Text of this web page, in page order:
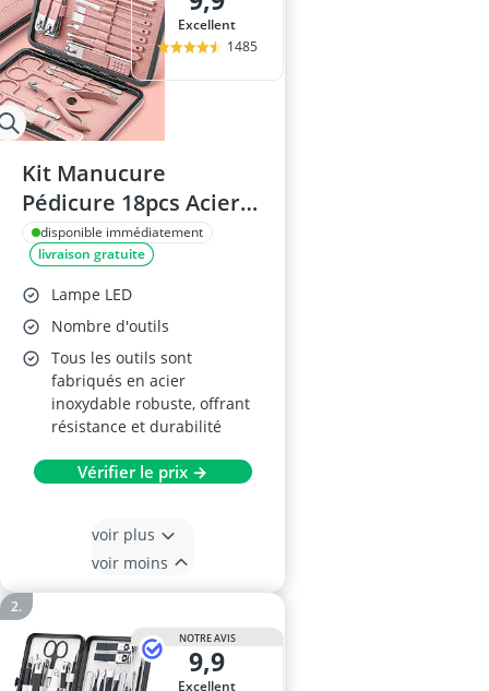
Excellent
1485
Kit Manucure
Pédicure 18pcs Acier
Inoxydable
disponible immédiatement
livraison gratuite
Lampe LED
Nombre d'outils
Tous les outils sont
fabriqués en acier
inoxydable robuste, offrant
résistance et durabilité
Vérifier le prix →
voir plus
voir moins
NOTRE AVIS
9,9
Excellent